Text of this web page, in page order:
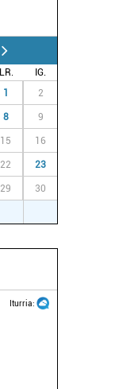
LR.
IG.
1 2
8 9
15 16
22 23
29 30
Iturria: